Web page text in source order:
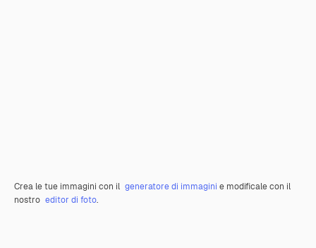
Crea le tue immagini con il generatore di immagini e modificale con il
nostro editor di foto.